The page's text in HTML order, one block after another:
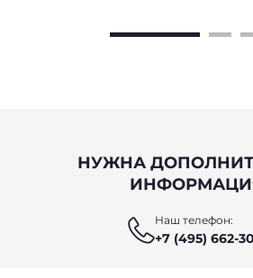
НУЖНА
Наш телефон:
+7 (495) 662-